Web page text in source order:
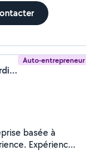
Auto-entrepreneur
Nicolas Rodriguez (les jardins de tonton)
basée à
Expérience